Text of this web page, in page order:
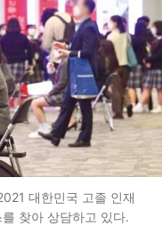
대한민국 고졸 인재
찾아 상담하고 있다.